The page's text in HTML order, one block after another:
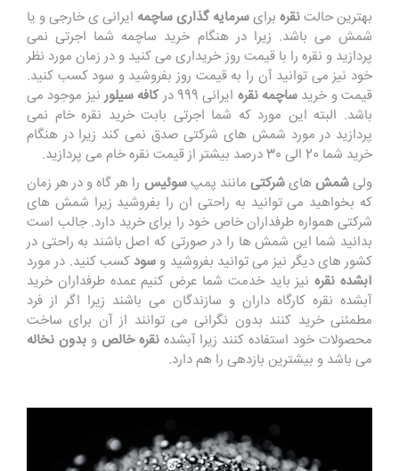
بهترین حالتنقره برایسرمایه گذاری ساچمه ایرانی ی خارجی و یا
شمش می باشد. زیرا در هنگام خرید ساچمه شما اجرتی نمی
پردازید و نقره را با قیمت روز خریداری می کنید و در زمان مورد نظر
خود نیز می توانید آن را به قیمت روز بفروشید و سود کسب کنید.
قیمت و خرید ساچمه نقره ایرانی 999 در کافه سیلور نیز موجود می
باشد. البته این مورد که شما اجرتی بابت خرید نقره خام نمی
پردازید در مورد شمش های شرکتی صدق نمی کند زیرا در هنگام
خرید شما 20 الی 30 درصد بیشتر از قیمت نقره خام می پردازید.
ولیشمش هایشرکتی مانند پمپسوئیس را هر گاه و در هر زمان
که بخواهید می توانید به راحتی ان را بفروشید زیرا شمش های
شرکتی همواره طرفداران خاص خود را برای خرید دارد. جالب است
بدانید شما این شمش ها را در صورتی که اصل باشند به راحتی در
کشور های دیگر نیز می توانید بفروشید و سودکسب کنید. در مورد
آبشده نقرهنیز باید خدمت شما عرض کنیم عمده طرفداران خرید
آبشده نقره کارگاه داران و سازندگان می باشند زیرا اگر از فرد
مطمئنی خرید کنند بدون نگرانی می توانند از آن برای ساخت
محصولات خود استفاده کنند زیرا آبشدهنقره خالص وبدون نخاله
می باشد و بیشترین بازدهی را هم دارد.